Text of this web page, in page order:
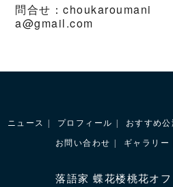
問合せ：choukaroumani
a@gmail.com
ニュース プロフィール おすすめ公
お問い合わせ ギャラリー
落語家 蝶花楼桃花オ